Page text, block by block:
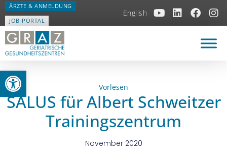
Open toolbar
ÄRZTE & ANMELDUNG
JOB-PORTAL
English
Vorlesen
SALUS für Albert Schweitzer
Trainingszentrum
November 2020